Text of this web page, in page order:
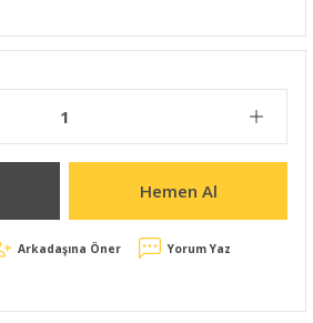
Hemen Al
Arkadaşına Öner Yorum Yaz